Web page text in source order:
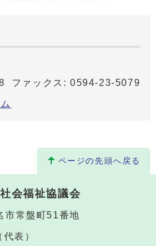
ファックス: 0594-23-5079
ページの先頭へ戻る
会福祉協議会
市常盤町51番地
代表）